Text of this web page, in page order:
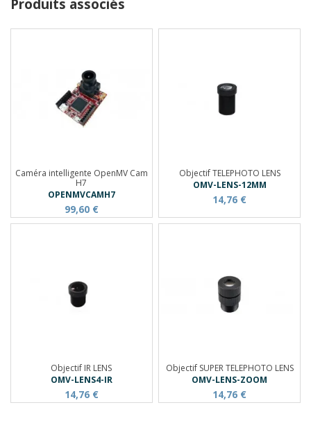
Produits associés
Caméra intelligente OpenMV Cam
H7
OPENMVCAMH7
99,60 €
Objectif TELEPHOTO LENS
OMV-LENS-12MM
14,76 €
Objectif IR LENS
OMV-LENS4-IR
14,76 €
Objectif SUPER TELEPHOTO LENS
OMV-LENS-ZOOM
14,76 €